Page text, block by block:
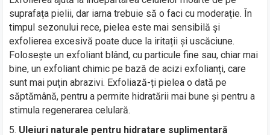
suprafața pielii, dar iarna trebuie să o faci cu moderație. În
timpul sezonului rece, pielea este mai sensibilă și
exfolierea excesivă poate duce la iritații și uscăciune.
Folosește un exfoliant blând, cu particule fine sau, chiar mai
bine, un exfoliant chimic pe bază de acizi exfolianți, care
sunt mai puțin abrazivi. Exfoliază-ți pielea o dată pe
săptămână, pentru a permite hidratării mai bune și pentru a
stimula regenerarea celulară.
Uleiuri naturale pentru hidratare suplimentară